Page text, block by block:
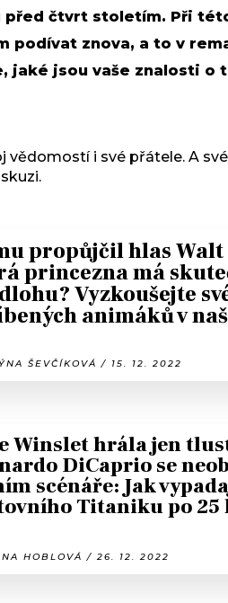
před čtvrt stoletím. Při
podívat znova, a to v
jaké jsou vaše znalosti o
vědomostí i své přátele. A
propůjčil hlas Walt
princezna má
Vyzkoušejte
animáků v
ŠEVČÍKOVÁ / 15. 12. 2022
Winslet hrála jen
DiCaprio se
scénáře: Jak
Titaniku po 25
HOBLOVÁ / 26. 12. 2022